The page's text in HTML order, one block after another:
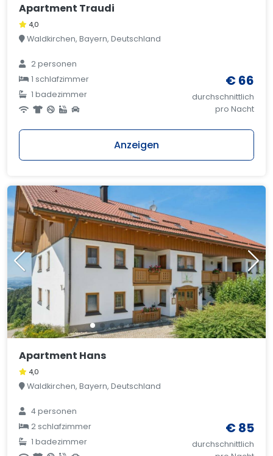
Apartment Traudi
4,0
Waldkirchen, Bayern, Deutschland
2 personen
1 schlafzimmer
1 badezimmer
€ 66
durchschnittlich
pro Nacht
Anzeigen
Apartment Hans
4,0
Waldkirchen, Bayern, Deutschland
4 personen
2 schlafzimmer
1 badezimmer
€ 85
durchschnittlich